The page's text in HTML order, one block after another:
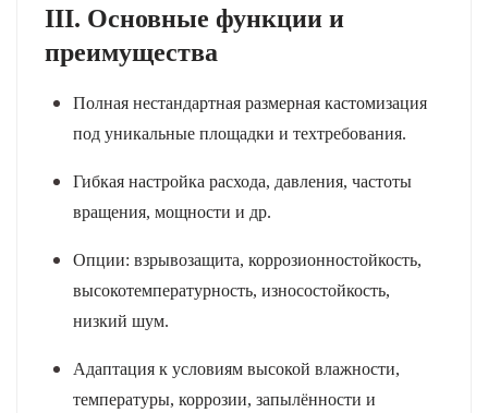
III. Основные функции и
преимущества
Полная нестандартная размерная кастомизация
под уникальные площадки и техтребования.
Гибкая настройка расхода, давления, частоты
вращения, мощности и др.
Опции: взрывозащита, коррозионностойкость,
высокотемпературность, износостойкость,
низкий шум.
Адаптация к условиям высокой влажности,
температуры, коррозии, запылённости и